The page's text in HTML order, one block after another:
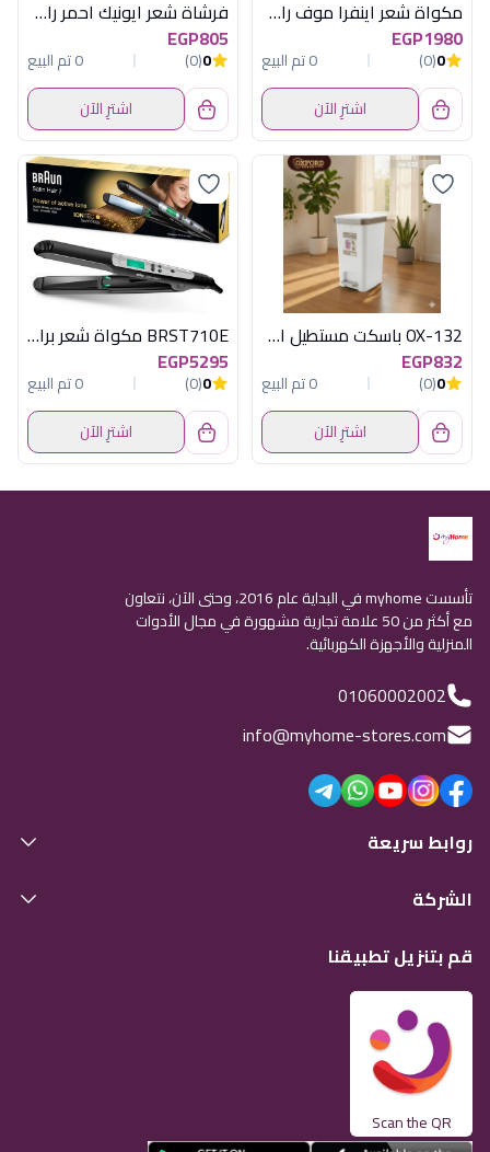
مكواة شعر اينفرا موف راش براش
EGP1980
0
(0)
0 تم البيع
اشترِ الآن
فرشاة شعر ايونيك احمر راش براش
EGP805
0
(0)
0 تم البيع
اشترِ الآن
OX-132 باسكت مستطيل اكسفورد
EGP832
0
(0)
0 تم البيع
اشترِ الآن
BRST710E مكواة شعر براون
EGP5295
0
(0)
0 تم البيع
اشترِ الآن
تأسست myhome في البداية عام 2016، وحتى الآن، نتعاون
مع أكثر من 50 علامة تجارية مشهورة في مجال الأدوات
المنزلية والأجهزة الكهربائية.
01060002002
info@myhome-stores.com
روابط سريعة
الشركة
قم بتنزيل تطبيقنا
Scan the QR